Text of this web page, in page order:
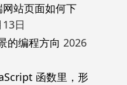
站页面如何下
日
的编程方向 2026
函数里，形